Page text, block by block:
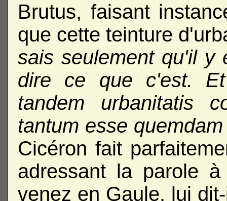
Brutus, faisant
que cette teinture
sais seulement qu'il y
dire ce que c'est.
tandem urbanitatis
tantum esse
Cicéron fait
adressant la parole
venez en Gaule, lui